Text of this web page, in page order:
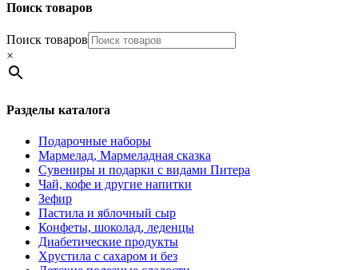
Поиск товаров
Поиск товаров
×
Разделы каталога
Подарочные наборы
Мармелад, Мармеладная сказка
Сувениры и подарки с видами Питера
Чай, кофе и другие напитки
Зефир
Пастила и яблочный сыр
Конфеты, шоколад, леденцы
Диабетические продукты
Хрустила с сахаром и без